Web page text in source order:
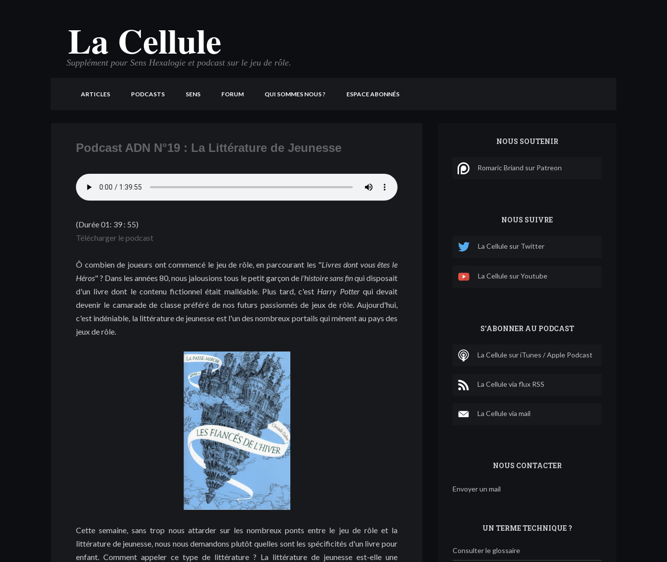
La Cellule
Supplément pour Sens Hexalogie et podcast sur le jeu de rôle.
ARTICLES PODCASTS SENS FORUM QUI SOMMES NOUS ? ESPACE ABONNÉS
Podcast ADN N°19 : La Littérature de Jeunesse
(Durée 01: 39 : 55)
Télécharger le podcast
Ô combien de joueurs ont commencé le jeu de rôle, en parcourant les "Livres dont vous êtes le
Héros" ? Dans les années 80, nous jalousions tous le petit garçon de l'histoire sans finqui disposait
d'un livre dont le contenu fictionnel était malléable. Plus tard, c'est Harry Potterqui devait
devenir le camarade de classe préféré de nos futurs passionnés de jeux de rôle. Aujourd'hui,
c'est indéniable, la littérature de jeunesse est l'un des nombreux portails qui mènent au pays des
jeux de rôle.
Cette semaine, sans trop nous attarder sur les nombreux ponts entre le jeu de rôle et la
littérature de jeunesse, nous nous demandons plutôt quelles sont les spécificités d'un livre pour
enfant. Comment appeler ce type de littérature ? La littérature de jeunesse est-elle une
NOUS SOUTENIR
Romaric Briand sur Patreon
NOUS SUIVRE
La Cellule sur Twitter
La Cellule sur Youtube
S'ABONNER AU PODCAST
La Cellule sur iTunes / Apple Podcast
La Cellule via flux RSS
La Cellule via mail
NOUS CONTACTER
Envoyer un mail
UN TERME TECHNIQUE ?
Consulter le glossaire